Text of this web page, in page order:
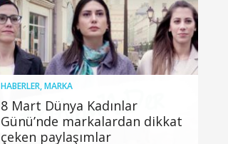
HABERLER,MARKA
8 Mart Dünya Kadınlar
Günü’nde markalardan dikkat
çeken paylaşımlar